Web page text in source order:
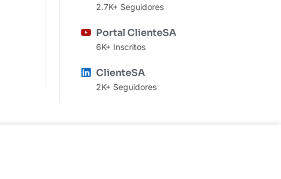
2.7K+ Seguidores
Portal ClienteSA
6K+ Inscritos
ClienteSA
2K+ Seguidores